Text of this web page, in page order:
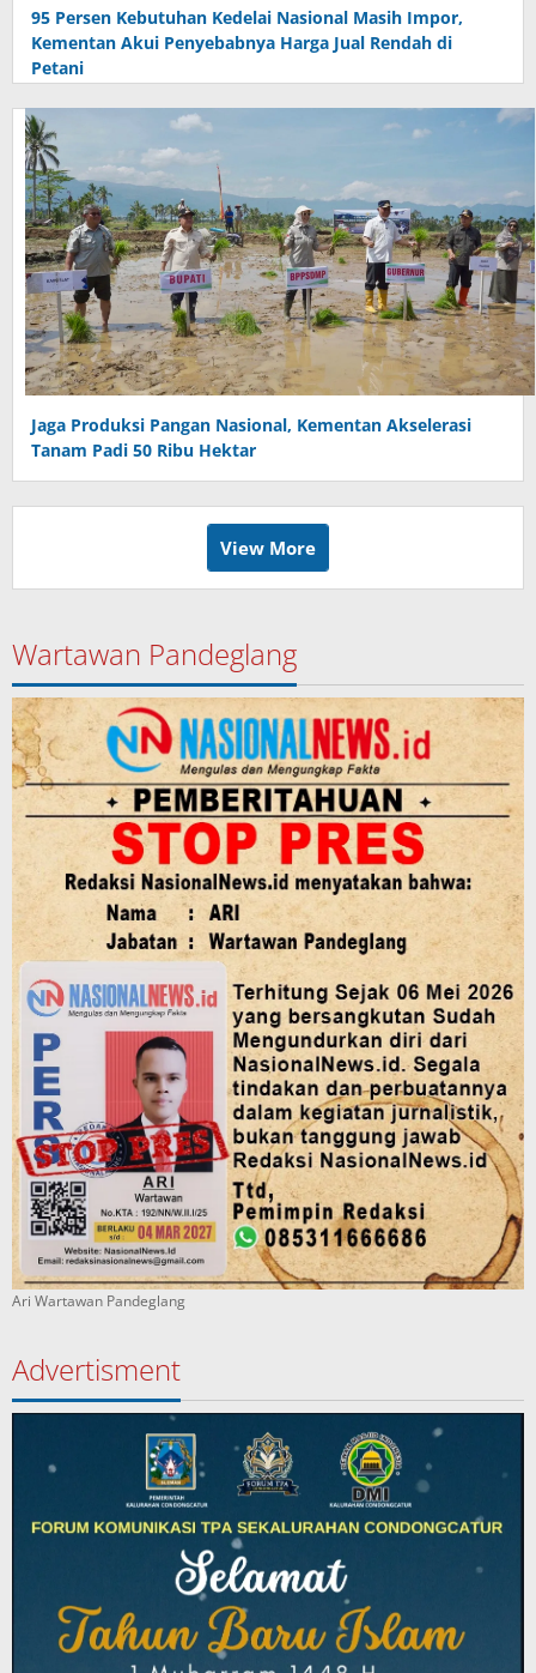
95 Persen Kebutuhan Kedelai Nasional Masih Impor,
Kementan Akui Penyebabnya Harga Jual Rendah di
Petani
Jaga Produksi Pangan Nasional, Kementan Akselerasi
Tanam Padi 50 Ribu Hektar
View More
Wartawan Pandeglang
Ari Wartawan Pandeglang
Advertisment